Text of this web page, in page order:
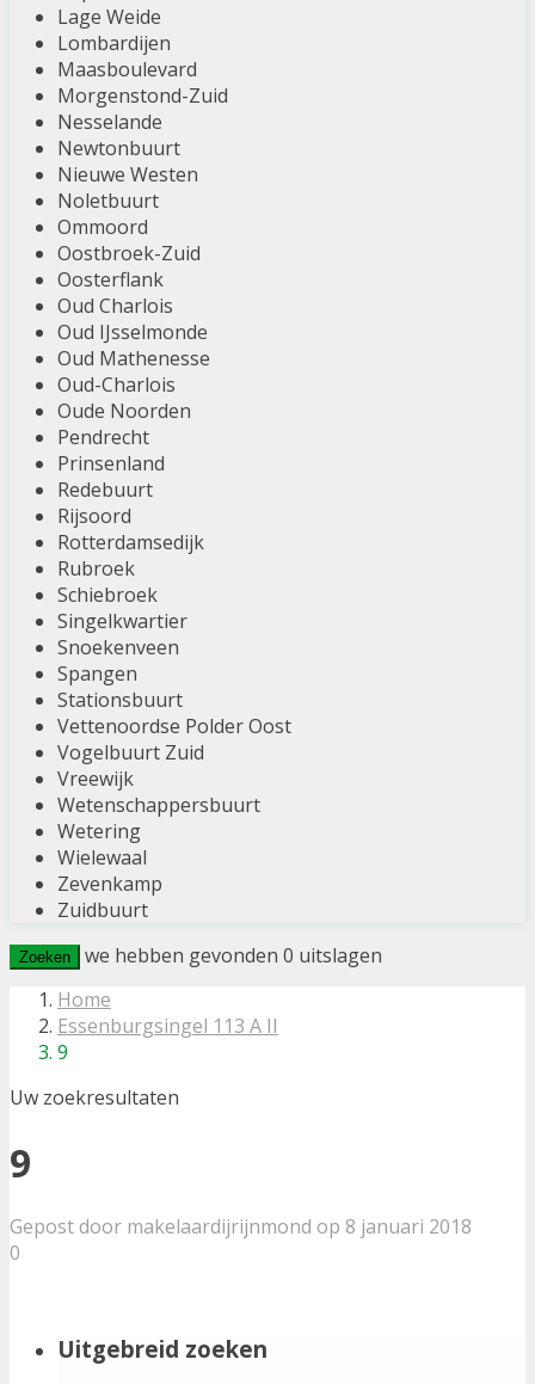
Lage Weide
Lombardijen
Maasboulevard
Morgenstond-Zuid
Nesselande
Newtonbuurt
Nieuwe Westen
Noletbuurt
Ommoord
Oostbroek-Zuid
Oosterflank
Oud Charlois
Oud IJsselmonde
Oud Mathenesse
Oud-Charlois
Oude Noorden
Pendrecht
Prinsenland
Redebuurt
Rijsoord
Rotterdamsedijk
Rubroek
Schiebroek
Singelkwartier
Snoekenveen
Spangen
Stationsbuurt
Vettenoordse Polder Oost
Vogelbuurt Zuid
Vreewijk
Wetenschappersbuurt
Wetering
Wielewaal
Zevenkamp
Zuidbuurt
Zoeken we hebben gevonden 0 uitslagen
Home
Essenburgsingel 113 A II
9
Uw zoekresultaten
9
Gepost door makelaardijrijnmond op 8 januari 2018
0
Uitgebreid zoeken